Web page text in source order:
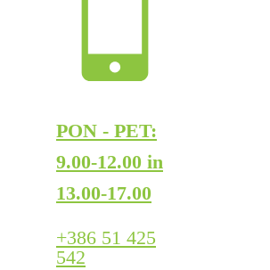
PON - PET:
9.00-12.00 in
13.00-17.00
+386 51 425
542